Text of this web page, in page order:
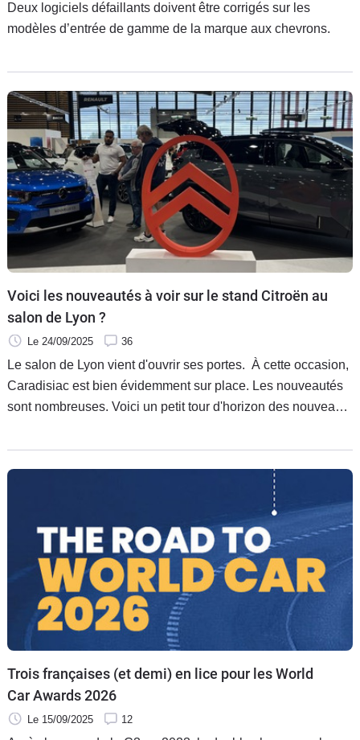
Deux logiciels défaillants doivent être corrigés sur les
modèles d’entrée de gamme de la marque aux chevrons.
Voici les nouveautés à voir sur le stand Citroën au
salon de Lyon ?
Le 24/09/2025 36
Le salon de Lyon vient d'ouvrir ses portes. À cette occasion,
Caradisiac est bien évidemment sur place. Les nouveautés
sont nombreuses. Voici un petit tour d'horizon des nouveaux
Trois françaises (et demi) en lice pour les World
Car Awards 2026
Le 15/09/2025 12